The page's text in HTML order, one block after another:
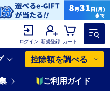
ログイン 新規登録 カート
控除額を調べる
ご利用ガイド